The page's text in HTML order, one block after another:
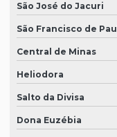
São José do Jacuri
São Francisco de
Central de Minas
Heliodora
Salto da Divisa
Dona Euzébia